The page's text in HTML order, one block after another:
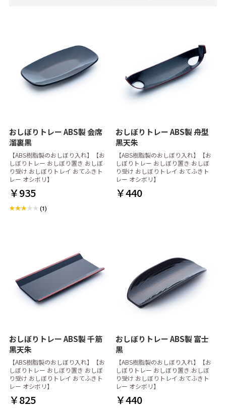
おしぼりトレー ABS製 会席
溜裏黒
【ABS樹脂製のおしぼり入れ】【お
しぼりトレー おしぼり置き おしぼ
り受け おしぼりトレイ おてふきト
レー オシボリ】
￥935
(1)
おしぼりトレー ABS製 舟型
黒天朱
【ABS樹脂製のおしぼり入れ】【お
しぼりトレー おしぼり置き おしぼ
り受け おしぼりトレイ おてふきト
レー オシボリ】
￥440
おしぼりトレー ABS製 千筋
黒天朱
【ABS樹脂製のおしぼり入れ】【お
しぼりトレー おしぼり置き おしぼ
り受け おしぼりトレイ おてふきト
レー オシボリ】
￥825
おしぼりトレー ABS製 富士
黒
【ABS樹脂製のおしぼり入れ】【お
しぼりトレー おしぼり置き おしぼ
り受け おしぼりトレイ おてふきト
レー オシボリ】
￥440